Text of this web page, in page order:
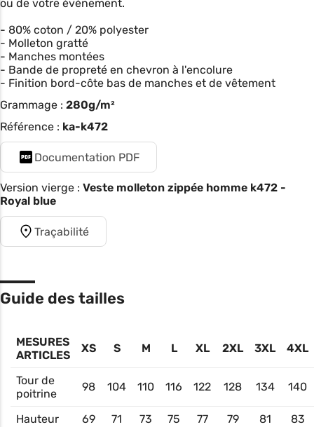
ou de votre événement.
- 80% coton / 20% polyester
- Molleton gratté
- Manches montées
- Bande de propreté en chevron à l'encolure
- Finition bord-côte bas de manches et de vêtement
Grammage : 280g/m²
Référence : ka-k472
Documentation PDF
Version vierge : Veste molleton zippée homme k472 -
Royal blue
Traçabilité
Guide des tailles
MESURES
ARTICLES
XS S M L XL 2XL 3XL 4XL
Tour de
poitrine
98 104 110 116 122 128 134 140
Hauteur 69 71 73 75 77 79 81
83